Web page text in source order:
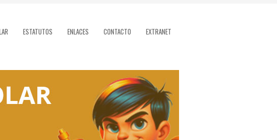
ESTATUTOS ENLACES CONTACTO EXTRANET